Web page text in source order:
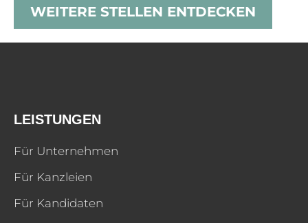
WEITERE STELLEN ENTDECKEN
LEISTUNGEN
Für Unternehmen
Für Kanzleien
Für Kandidaten